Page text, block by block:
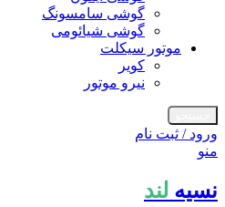
گوشی سامسونگ
گوشی شیائومی
موتور سیکلت
کویر
نیرو موتور
ورود / ثبت نام
منو
نسیه لند